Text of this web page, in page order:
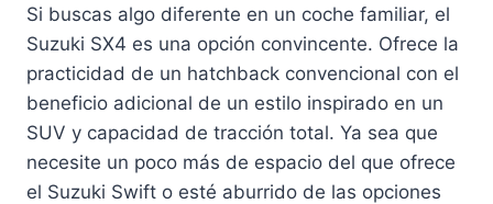
Si buscas algo diferente en un coche familiar, el
Suzuki SX4 es una opción convincente. Ofrece la
practicidad de un hatchback convencional con el
beneficio adicional de un estilo inspirado en un
SUV y capacidad de tracción total. Ya sea que
necesite un poco más de espacio del que ofrece
el Suzuki Swift o esté aburrido de las opciones